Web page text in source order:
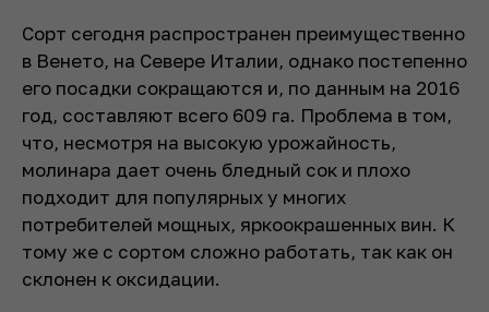
Сорт сегодня распространен преимущественно
в Венето, на Севере Италии, однако постепенно
его посадки сокращаются и, по данным на 2016
год, составляют всего 609 га. Проблема в том,
что, несмотря на высокую урожайность,
молинара дает очень бледный сок и плохо
подходит для популярных у многих
потребителей мощных, яркоокрашенных вин. К
тому же с сортом сложно работать, так как он
склонен к оксидации.